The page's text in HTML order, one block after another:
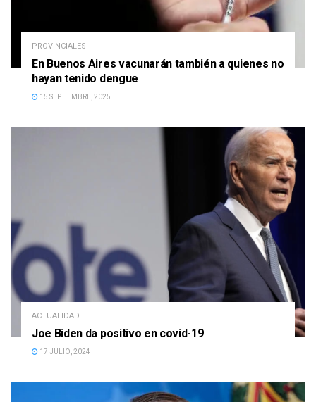
PROVINCIALES
En Buenos Aires vacunarán también a quienes no
hayan tenido dengue
15 SEPTIEMBRE, 2025
ACTUALIDAD
Joe Biden da positivo en covid-19
17 JULIO, 2024